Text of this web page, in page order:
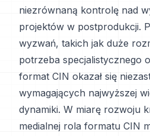
niezrównaną kontrolę nad
projektów w postprodukcji.
wyzwań, takich jak duże
potrzeba specjalistycznego
format CIN okazał się
wymagających najwyższej
dynamiki. W miarę rozwoju
medialnej rola formatu CIN